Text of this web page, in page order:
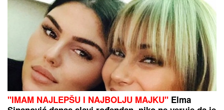
(VIDEO) SAOBRAĆAJ
PARALISAN U
ALEKSINCU!Vozači stali
na glavnom mostu, pa
uzeli telefone u ruke: Za
sve je KRIVA ONA